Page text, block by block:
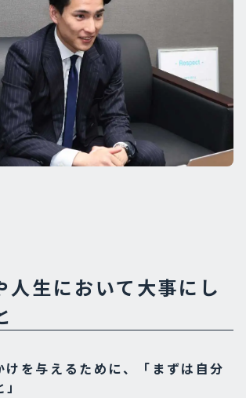
人生において大事にし
けを与えるために、「まずは自分